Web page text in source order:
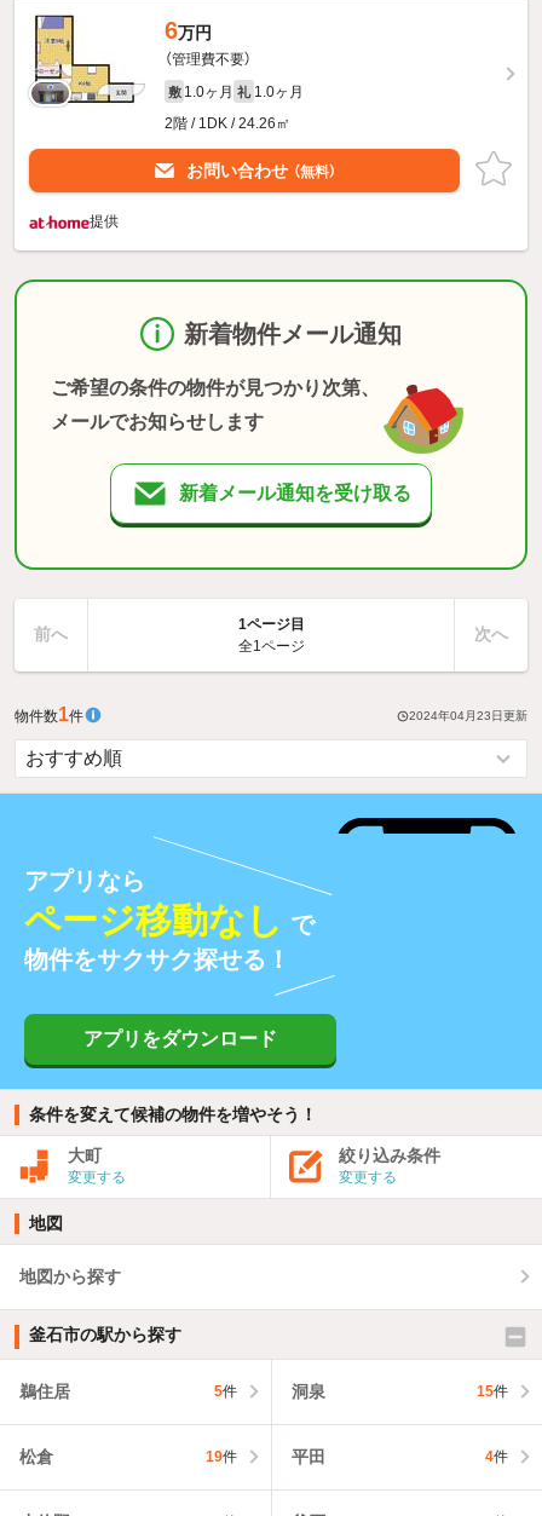
6万円
（管理費不要）
敷 1.0ヶ月 礼 1.0ヶ月
2階 / 1DK / 24.26㎡
お問い合わせ （無料）
提供
新着物件メール通知
ご希望の条件の物件が見つかり次第、
メールでお知らせします
新着メール通知を受け取る
前へ
1ページ目
全1ページ
次へ
物件数1件 2024年04月23日更新
アプリなら
ページ移動なし で
物件をサクサク探せる！
アプリをダウンロード
条件を変えて候補の物件を増やそう！
大町
変更する
絞り込み条件
変更する
地図
地図から探す
釜石市の駅から探す
鵜住居 5件 洞泉 15件
松倉 19件 平田 4件